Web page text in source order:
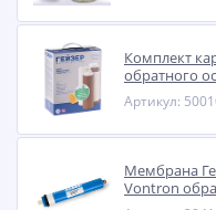
Комплект
обратного
Артикул:
Мембрана
Vontron